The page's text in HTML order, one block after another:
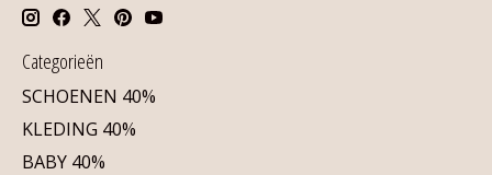
Categorieën
SCHOENEN 40%
KLEDING 40%
BABY 40%